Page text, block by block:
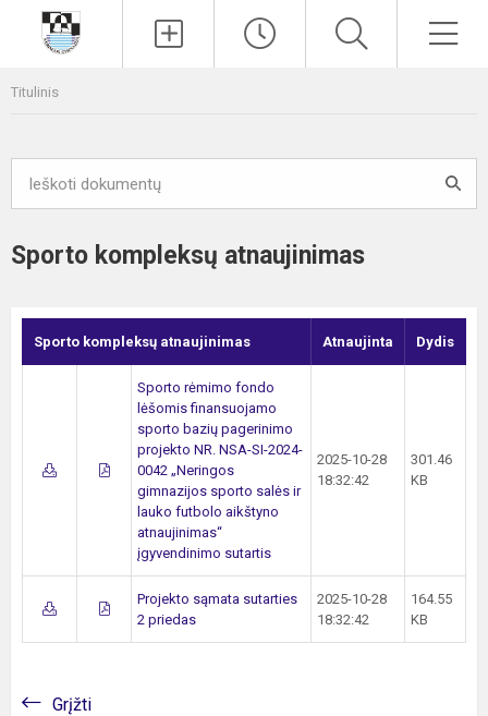
Titulinis
Sporto kompleksų atnaujinimas
Sporto kompleksų atnaujinimas Atnaujinta Dydis
Sporto rėmimo fondo
lėšomis finansuojamo
sporto bazių pagerinimo
projekto NR. NSA-SI-2024-
0042 „Neringos
gimnazijos sporto salės ir
lauko futbolo aikštyno
atnaujinimas“
įgyvendinimo sutartis
2025-10-28
18:32:42
301.46
KB
Projekto sąmata sutarties
2 priedas
2025-10-28
18:32:42
164.55
KB
Grįžti